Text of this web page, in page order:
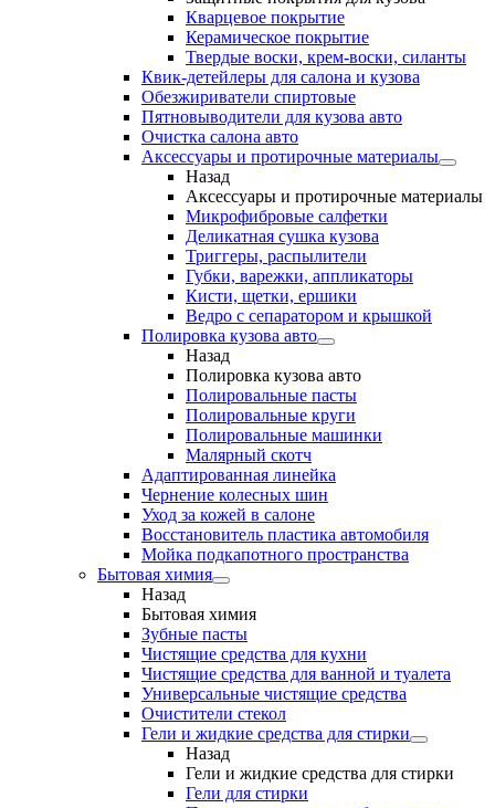
Кварцевое покрытие
Керамическое покрытие
Твердые воски, крем-воски, силанты
Квик-детейлеры для салона и кузова
Обезжириватели спиртовые
Пятновыводители для кузова авто
Очистка салона авто
Аксессуары и протирочные материалы
Назад
Аксессуары и протирочные материалы
Микрофибровые салфетки
Деликатная сушка кузова
Триггеры, распылители
Губки, варежки, аппликаторы
Кисти, щетки, ершики
Ведро с сепаратором и крышкой
Полировка кузова авто
Назад
Полировка кузова авто
Полировальные пасты
Полировальные круги
Полировальные машинки
Малярный cкотч
Адаптированная линейка
Чернение колесных шин
Уход за кожей в салоне
Восстановитель пластика автомобиля
Мойка подкапотного пространства
Бытовая химия
Назад
Бытовая химия
Зубные пасты
Чистящие средства для кухни
Чистящие средства для ванной и туалета
Универсальные чистящие средства
Очистители стекол
Гели и жидкие средства для стирки
Назад
Гели и жидкие средства для стирки
Гели для стирки